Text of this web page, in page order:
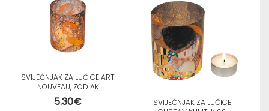
SVIJEĆNJAK ZA LUČICE ART
NOUVEAU, ZODIAK
5.30€
SVIJEĆNJAK ZA LUČICE